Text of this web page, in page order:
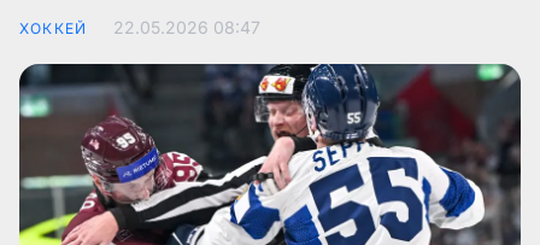
ХОККЕЙ 22.05.2026 08:47